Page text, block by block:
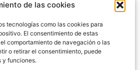
de las cookies
tecnologías como las cookies para
El consentimiento de estas
comportamiento de navegación o las
o retirar el consentimiento, puede
y funciones.